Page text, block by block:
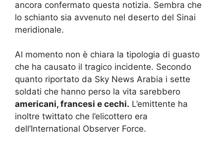
ancora confermato questa notizia. Sembra che
lo schianto sia avvenuto nel deserto del Sinai
meridionale.
Al momento non è chiara la tipologia di guasto
che ha causato il tragico incidente. Secondo
quanto riportato da Sky News Arabia i sette
soldati che hanno perso la vita sarebbero
americani, francesi e cechi. L’emittente ha
inoltre twittato che l’elicottero era
dell’International Observer Force.